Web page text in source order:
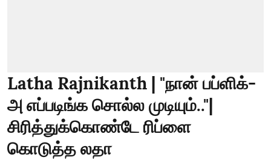
Latha Rajnikanth | "நான் பப்ளிக்-
அ எப்படிங்க சொல்ல முடியும்.."|
சிரித்துக்கொண்டே ரிப்ளை
கொடுத்த லதா